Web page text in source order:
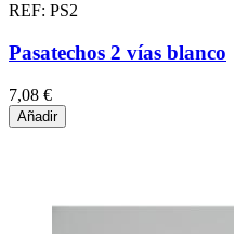
REF: PS2
Pasatechos 2 vías blanco
7,08 €
Añadir